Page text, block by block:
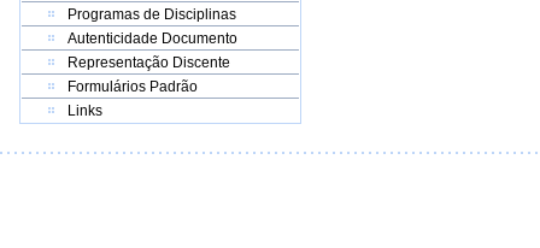
Programas de Disciplinas
Autenticidade Documento
Representação Discente
Formulários Padrão
Links